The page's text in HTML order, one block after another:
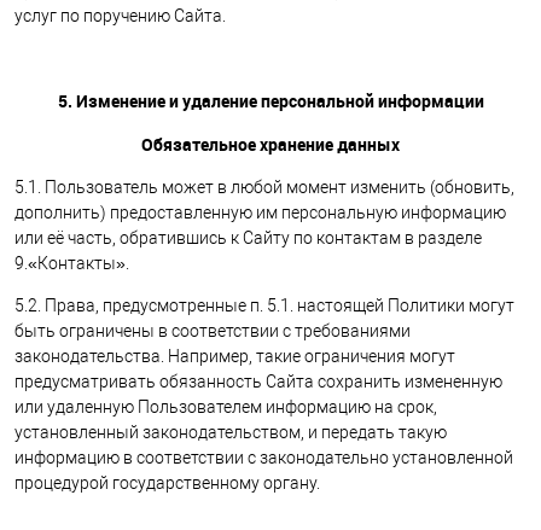
услуг по поручению Сайта.
5. Изменение и удаление персональной информации
Обязательное хранение данных
5.1. Пользователь может в любой момент изменить (обновить,
дополнить) предоставленную им персональную информацию
или её часть, обратившись к Сайту по контактам в разделе
9.«Контакты».
5.2. Права, предусмотренные п. 5.1. настоящей Политики могут
быть ограничены в соответствии с требованиями
законодательства. Например, такие ограничения могут
предусматривать обязанность Сайта сохранить измененную
или удаленную Пользователем информацию на срок,
установленный законодательством, и передать такую
информацию в соответствии с законодательно установленной
процедурой государственному органу.